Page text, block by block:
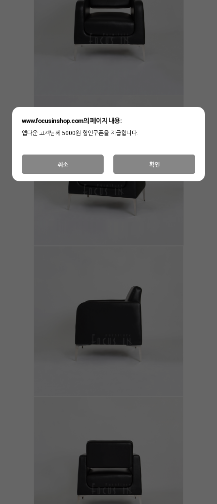
www.focusinshop.com의 페이지 내용:
앱다운 고객님께 5000원 할인쿠폰을 지급합니다.
취소 확인